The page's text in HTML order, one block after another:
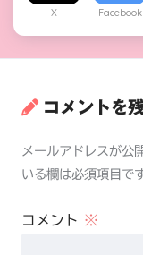
X Facebook
コメントを
メールアドレスが公
いる欄は必須項目で
コメント ※